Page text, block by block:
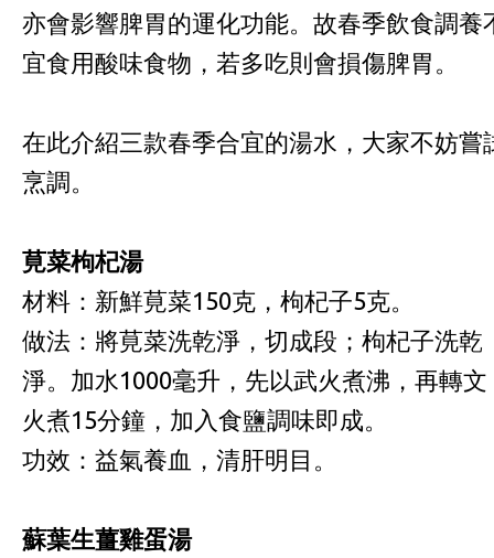
亦會影響脾胃的運化功能。故春季飲食調養
宜食用酸味食物，若多吃則會損傷脾胃。
在此介紹三款春季合宜的湯水，大家不妨嘗
烹調。
莧菜枸杞湯
材料：新鮮莧菜150克，枸杞子5克。
做法：將莧菜洗乾淨，切成段；枸杞子洗乾
淨。加水1000毫升，先以武火煮沸，再轉文
火煮15分鐘，加入食鹽調味即成。
功效：益氣養血，清肝明目。
蘇葉生薑雞蛋湯